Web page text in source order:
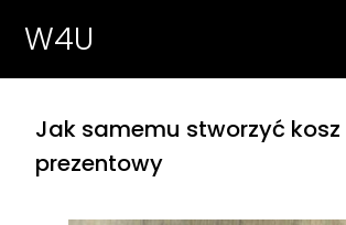
W4U
Jak samemu stworzyć kosz
prezentowy